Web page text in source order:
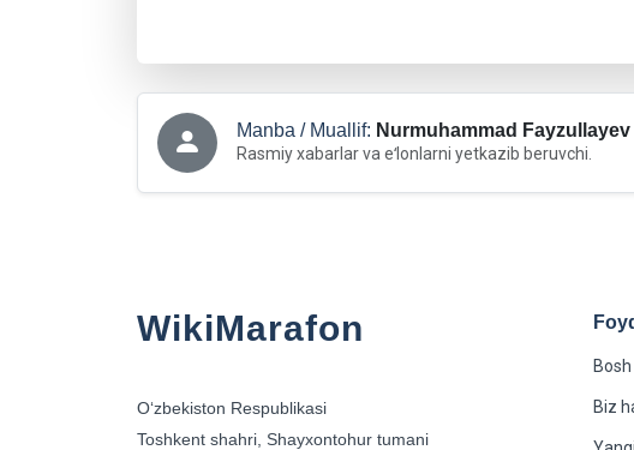
Manba / Muallif: Nurmuhammad Fayzullayev
Rasmiy xabarlar va eʻlonlarni yetkazib beruvchi.
WikiMarafon
Oʻzbekiston Respublikasi
Toshkent shahri, Shayxontohur tumani
Biz